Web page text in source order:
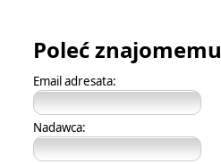
Poleć znajomemu
Email adresata:
Nadawca: